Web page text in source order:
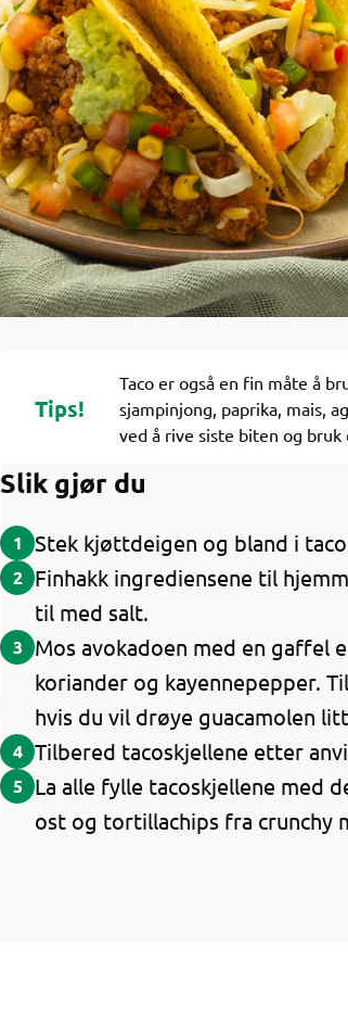
Tips!
Taco er også en fin måte å
sjampinjong, paprika, mais,
ved å rive siste biten og bruk
Slik gjør du
1 Stek kjøttdeigen og bland i
2 Finhakk ingrediensene til
til med salt.
3
Mos avokadoen med en gaffel
koriander og kayennepepper.
hvis du vil drøye guacamolen
4 Tilbered tacoskjellene etter
5 La alle fylle tacoskjellene med
ost og tortillachips fra crunchy